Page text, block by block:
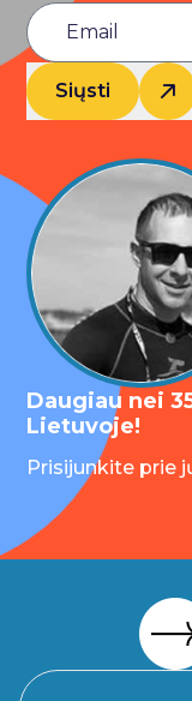
Siųsti
Daugiau nei
Lietuvoje!
Prisijunkite prie